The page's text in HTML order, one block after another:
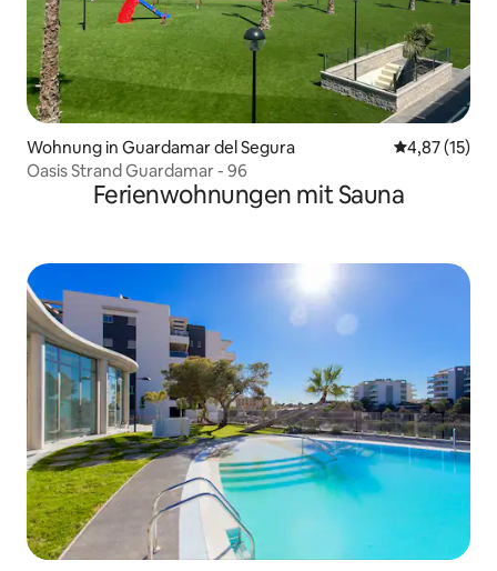
Wohnung in Guardamar del Segura
4,87 (15)
Oasis Strand Guardamar - 96
Ferienwohnungen mit Sauna